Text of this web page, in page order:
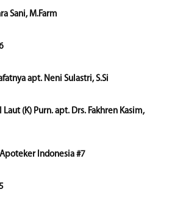
Sani, M.Farm
apt. Neni Sulastri, S.Si
(K) Purn. apt. Drs. Fakhren Kasim,
Indonesia #7